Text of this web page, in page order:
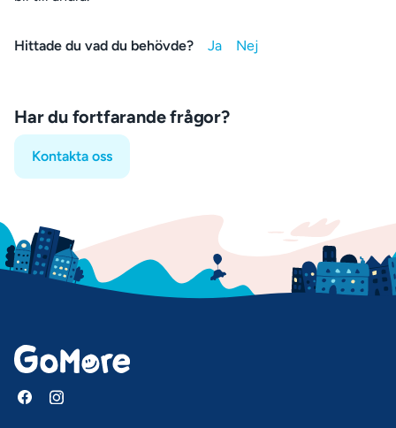
Hittade du vad du behövde?
Har du fortfarande frågor?
Kontakta oss